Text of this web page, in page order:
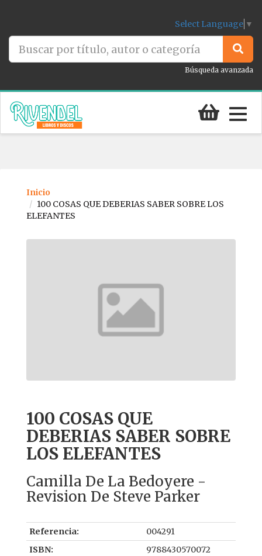
Select Language ▼
Búsqueda avanzada
Inicio
100 COSAS QUE DEBERIAS SABER SOBRE LOS
ELEFANTES
100 COSAS QUE
DEBERIAS SABER SOBRE
LOS ELEFANTES
Camilla De La Bedoyere -
Revision De Steve Parker
Referencia:
004291
ISBN:
9788430570072